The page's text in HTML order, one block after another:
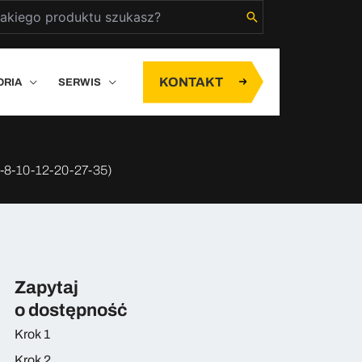
SERWIS KONTAKT
8-10-12-20-27-35)
Zapytaj
o dostępność
Krok 1